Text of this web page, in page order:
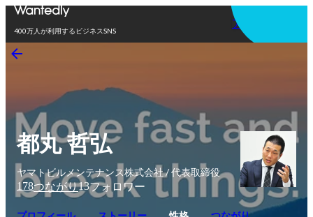
400万人が利用するビジネスSNS
アプリを使う
都丸 哲弘
ヤマトビルメンテナンス株式会社 / 代表取締役
178つながり13フォロワー